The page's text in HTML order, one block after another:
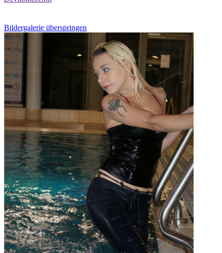
Bildergalerie überspringen